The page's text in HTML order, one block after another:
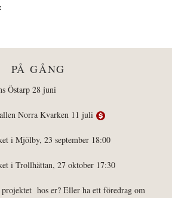
PÅ GÅNG
Östarp 28 juni
Norra Kvarken 11 juli
i Mjölby, 23 september 18:00
i Trollhättan, 27 oktober 17:30
hos er? Eller ha ett föredrag om